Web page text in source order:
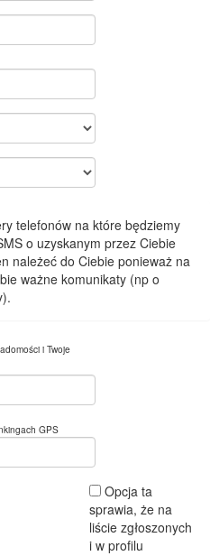
telefonów na które będziemy
o uzyskanym przez Ciebie
należeć do Ciebie ponieważ na
ważne komunikaty (np o
i Twoje
GPS
Opcja ta
sprawia, że na
liście zgłoszonych
i w profilu